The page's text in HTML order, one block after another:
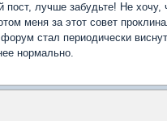
пост, лучше забудьте! Не хочу,
меня за этот совет
стал периодически
нормально.